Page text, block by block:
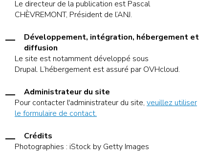
Le directeur de la publication est Pascal
CHÈVREMONT, Président de l’ANJ.
Développement, intégration, hébergement et
diffusion
Le site est notamment développé sous
Drupal. L’hébergement est assuré par OVHcloud.
Administrateur du site
Pour contacter l'administrateur du site, veuillez utiliser
le formulaire de contact.
Crédits
Photographies : iStock by Getty Images